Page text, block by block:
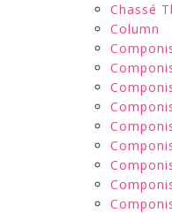
Chassé
Column